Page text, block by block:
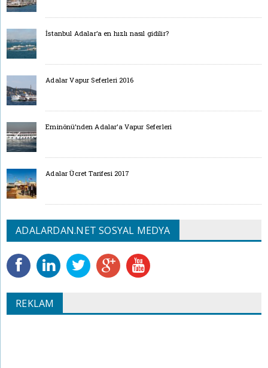
İstanbul Adalar’a en hızlı nasıl gidilir?
Adalar Vapur Seferleri 2016
Eminönü’nden Adalar’a Vapur Seferleri
Adalar Ücret Tarifesi 2017
ADALARDAN.NET SOSYAL MEDYA
REKLAM